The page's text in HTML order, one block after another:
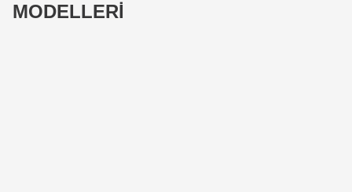
MODELLERİ